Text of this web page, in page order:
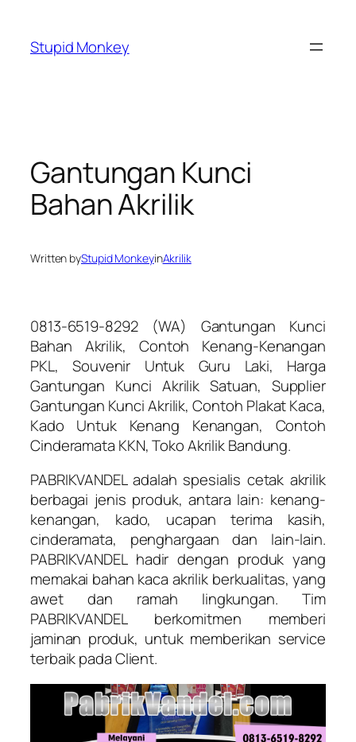
content
Stupid Monkey
Gantungan Kunci
Bahan Akrilik
Written byStupid MonkeyinAkrilik
0813-6519-8292 (WA) Gantungan Kunci
Bahan Akrilik, Contoh Kenang-Kenangan
PKL, Souvenir Untuk Guru Laki, Harga
Gantungan Kunci Akrilik Satuan, Supplier
Gantungan Kunci Akrilik, Contoh Plakat Kaca,
Kado Untuk Kenang Kenangan, Contoh
Cinderamata KKN, Toko Akrilik Bandung.
PABRIKVANDEL adalah spesialis cetak akrilik
berbagai jenis produk, antara lain: kenang-
kenangan, kado, ucapan terima kasih,
cinderamata, penghargaan dan lain-lain.
PABRIKVANDEL hadir dengan produk yang
memakai bahan kaca akrilik berkualitas, yang
awet dan ramah lingkungan. Tim
PABRIKVANDEL berkomitmen memberi
jaminan produk, untuk memberikan service
terbaik pada Client.